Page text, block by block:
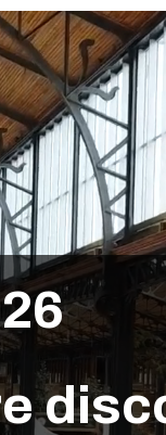
26
e disc